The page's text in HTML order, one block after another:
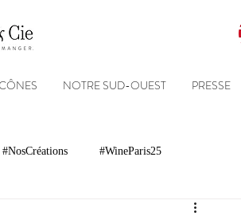
NOTRE SUD-OUEST PRESSE
#NosCréations #WineParis25
Clients